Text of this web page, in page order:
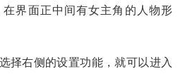
界面正中间有女主角的人物形
择右侧的设置功能，就可以进入